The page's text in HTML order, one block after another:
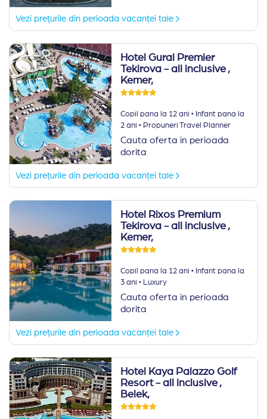
Vezi prețurile din perioada vacanței tale
Hotel Gural Premier
Tekirova - all inclusive ,
Kemer,
Copil pana la 12 ani ·Infant pana la
2 ani ·Propuneri Travel Planner
Cauta oferta in perioada
dorita
Vezi prețurile din perioada vacanței tale
Hotel Rixos Premium
Tekirova - all inclusive ,
Kemer,
Copil pana la 12 ani ·Infant pana la
3 ani ·Luxury
Cauta oferta in perioada
dorita
Vezi prețurile din perioada vacanței tale
Hotel Kaya Palazzo Golf
Resort - all inclusive ,
Belek,